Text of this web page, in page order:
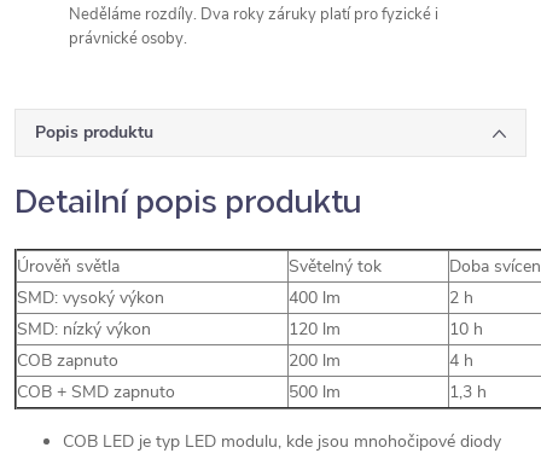
Neděláme rozdíly. Dva roky záruky platí pro fyzické i
právnické osoby.
Popis produktu
Detailní popis produktu
Úrověň světla Světelný tok
Doba
SMD: vysoký výkon
400 lm
2 h
SMD: nízký výkon
120 lm
10 h
COB zapnuto
200 lm
4 h
COB + SMD zapnuto
500 lm 1,3 h
COB LED je typ LED modulu, kde jsou mnohočipové diody